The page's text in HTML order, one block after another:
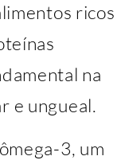
ricos
na
e ungueal.
3, um